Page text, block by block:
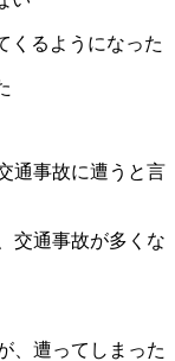
くるようになった
通事故に遭うと言
交通事故が多くな
、遭ってしまった